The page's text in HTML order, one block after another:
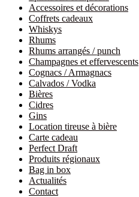
Accessoires et décorations
Coffrets cadeaux
Whiskys
Rhums
Rhums arrangés / punch
Champagnes et effervescents
Cognacs / Armagnacs
Calvados / Vodka
Bières
Cidres
Gins
Location tireuse à bière
Carte cadeau
Perfect Draft
Produits régionaux
Bag in box
Actualités
Contact